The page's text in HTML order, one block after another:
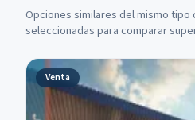
Opciones similares del mismo tipo
seleccionadas para comparar
Venta